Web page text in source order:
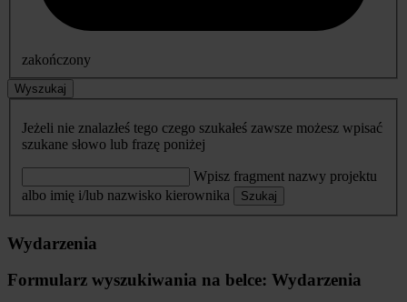
zakończony
Wyszukaj
Jeżeli nie znalazłeś tego czego szukałeś zawsze możesz wpisać
szukane słowo lub frazę poniżej
Wpisz fragment nazwy projektu
albo imię i/lub nazwisko kierownika
Szukaj
Wydarzenia
Formularz wyszukiwania na belce: Wydarzenia